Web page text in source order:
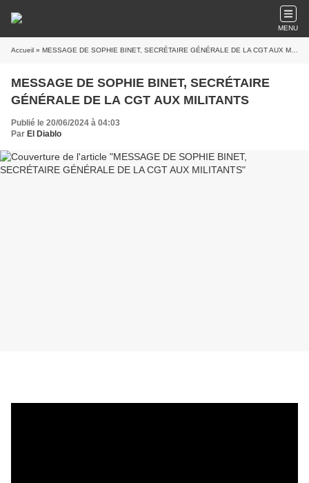
MENU
Accueil » MESSAGE DE SOPHIE BINET, SECRÉTAIRE GÉNÉRALE DE LA CGT AUX MILITANTS
MESSAGE DE SOPHIE BINET, SECRÉTAIRE
GÉNÉRALE DE LA CGT AUX MILITANTS
Publié le 20/06/2024 à 04:03
Par El Diablo